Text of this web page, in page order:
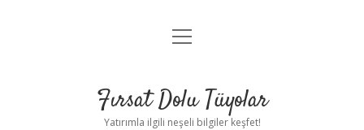
Gizlilik Politikası
Yasal Uyarı
menüyü
Fırsat Dolu Tüyolar
Yatırımla ilgili neşeli bilgiler keşfet!